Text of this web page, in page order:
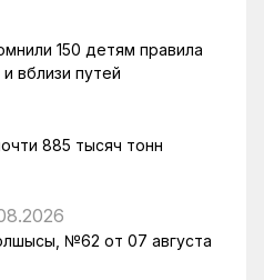
150 детям правила
вблизи путей
885 тысяч тонн
№62 от 07 августа